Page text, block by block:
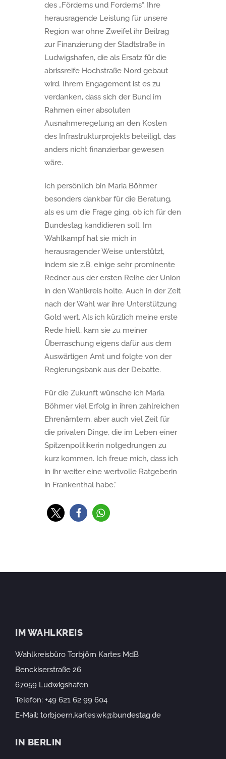
des „Förderns und Forderns“. Ihre
herausragende Leistung für unsere
Region war ohne Zweifel ihr Beitrag
zur Finanzierung der Stadtstraße in
Ludwigshafen, die als Ersatz für die
abrissreife Hochstraße Nord gebaut
wird. Ihrem Engagement ist es zu
verdanken, dass sich der Bund im
Rahmen einer absoluten
Ausnahmeregelung an den Kosten
des Infrastrukturprojekts beteiligt, das
anders nicht finanzierbar gewesen
wäre.
Ich persönlich bin Maria Böhmer
besonders dankbar für die Beratung,
als es um die Frage ging, ob ich für den
Bundestag kandidieren soll. Im
Wahlkampf hat sie mich in
herausragender Weise unterstützt,
indem sie z.B. einige sehr prominente
Redner aus der ersten Reihe der Union
in den Wahlkreis holte. Auch in der Zeit
nach der Wahl war ihre Unterstützung
Gold wert. Als ich kürzlich meine erste
Rede hielt, kam sie zu meiner
Überraschung eigens dafür aus dem
Auswärtigen Amt und folgte von der
Regierungsbank aus der Debatte.
Für die Zukunft wünsche ich Maria
Böhmer viel Erfolg in ihren zahlreichen
Ehrenämtern, aber auch viel Zeit für
die privaten Dinge, die im Leben einer
Spitzenpolitikerin notgedrungen zu
kurz kommen. Ich freue mich, dass ich
in ihr weiter eine wertvolle Ratgeberin
in Frankenthal habe.“
IM WAHLKREIS
Wahlkreisbüro Torbjörn Kartes MdB
Benckiserstraße 26
67059 Ludwigshafen
Telefon: +49 621 62 99 604
E-Mail: torbjoern.kartes.wk@bundestag.de
IN BERLIN